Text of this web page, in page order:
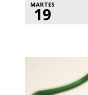
MARTES
19